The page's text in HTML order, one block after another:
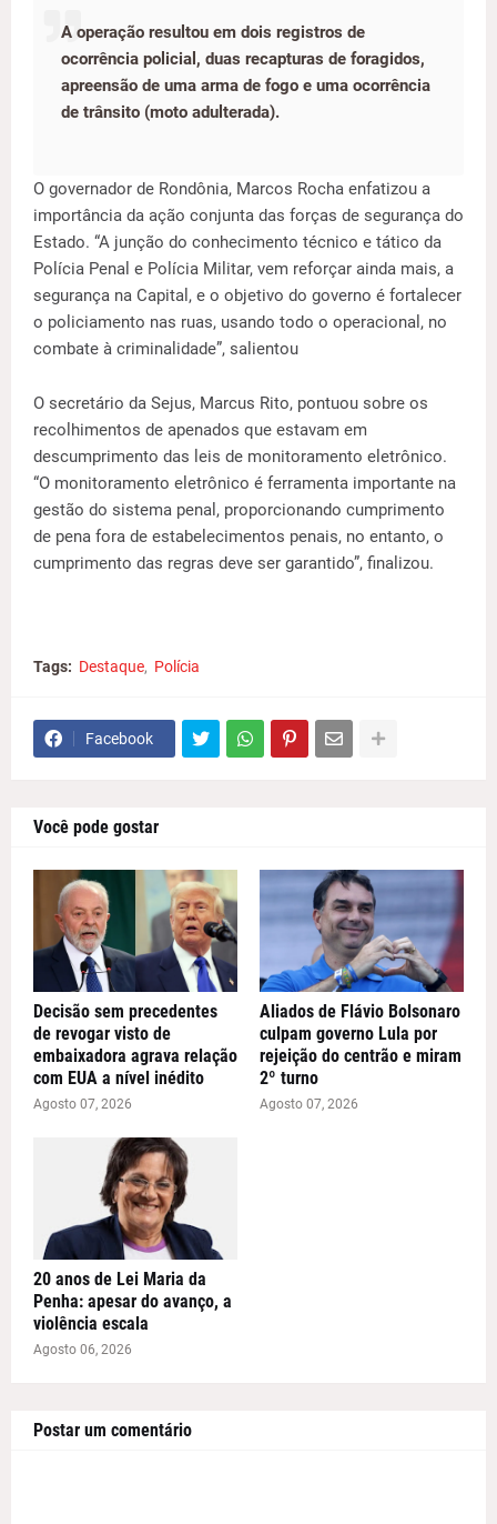
A operação resultou em dois registros de
ocorrência policial, duas recapturas de foragidos,
apreensão de uma arma de fogo e uma ocorrência
de trânsito (moto adulterada).
O governador de Rondônia, Marcos Rocha enfatizou a
importância da ação conjunta das forças de segurança do
Estado. “A junção do conhecimento técnico e tático da
Polícia Penal e Polícia Militar, vem reforçar ainda mais, a
segurança na Capital, e o objetivo do governo é fortalecer
o policiamento nas ruas, usando todo o operacional, no
combate à criminalidade”, salientou
O secretário da Sejus, Marcus Rito, pontuou sobre os
recolhimentos de apenados que estavam em
descumprimento das leis de monitoramento eletrônico.
“O monitoramento eletrônico é ferramenta importante na
gestão do sistema penal, proporcionando cumprimento
de pena fora de estabelecimentos penais, no entanto, o
cumprimento das regras deve ser garantido”, finalizou.
Tags: Destaque Polícia
Facebook
Você pode gostar
Decisão sem precedentes
de revogar visto de
embaixadora agrava relação
com EUA a nível inédito
Agosto 07, 2026
Aliados de Flávio Bolsonaro
culpam governo Lula por
rejeição do centrão e miram
2º turno
Agosto 07, 2026
20 anos de Lei Maria da
Penha: apesar do avanço, a
violência escala
Agosto 06, 2026
Postar um comentário